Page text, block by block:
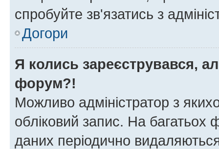
спробуйте зв'язатись з
Догори
Я колись зареєструвався,
форум?!
Можливо адміністратор з
обліковий запис. На
даних періодично видаляються